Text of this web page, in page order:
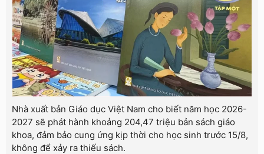
Nhà xuất bản Giáo dục Việt Nam cho biết năm học 2026-
2027 sẽ phát hành khoảng 204,47 triệu bản sách giáo
khoa, đảm bảo cung ứng kịp thời cho học sinh trước 15/8,
không để xảy ra thiếu sách.